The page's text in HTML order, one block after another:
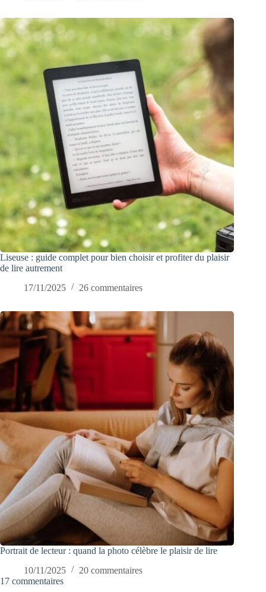
Liseuse : guide complet pour bien choisir et profiter du plaisir
de lire autrement
17/11/2025
26 commentaires
Portrait de lecteur : quand la photo célèbre le plaisir de lire
10/11/2025
20 commentaires
17 commentaires